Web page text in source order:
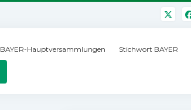
BAYER-Hauptversammlungen Stichwort BAYER